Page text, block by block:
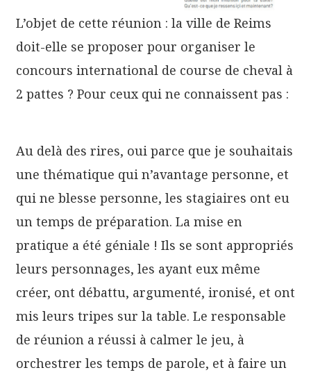
L’objet de cette réunion : la ville de Reims
doit-elle se proposer pour organiser le
concours international de course de cheval à
2 pattes ? Pour ceux qui ne connaissent pas :
Au delà des rires, oui parce que je souhaitais
une thématique qui n’avantage personne, et
qui ne blesse personne, les stagiaires ont eu
un temps de préparation. La mise en
pratique a été géniale ! Ils se sont appropriés
leurs personnages, les ayant eux même
créer, ont débattu, argumenté, ironisé, et ont
mis leurs tripes sur la table. Le responsable
de réunion a réussi à calmer le jeu, à
orchestrer les temps de parole, et à faire un